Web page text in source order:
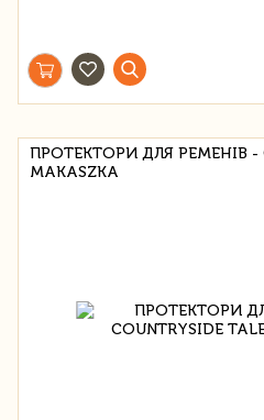
ПРОТЕКТОРИ ДЛЯ РЕМЕНІВ -
MAKASZKA